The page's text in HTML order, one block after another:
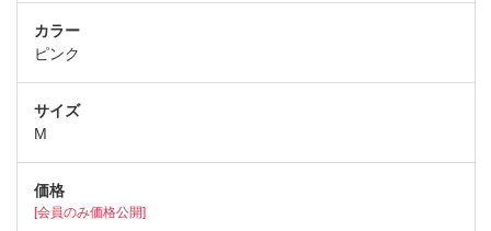
ピンク
M
[会員のみ価格公開]